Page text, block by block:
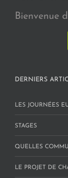
Bienvenue
DERNIERS
LES JOURNÉES
STAGES
QUELLES
LE PROJET DE